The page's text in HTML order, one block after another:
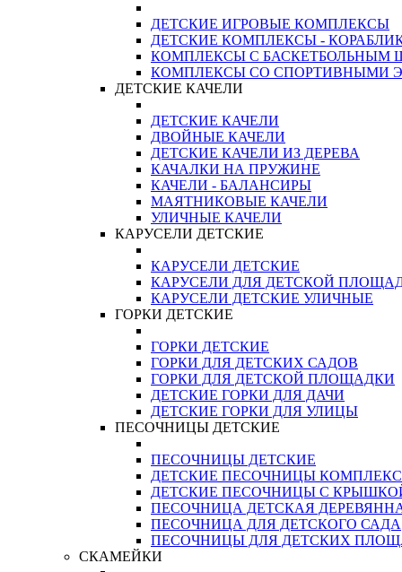
ДЕТСКИЕ ИГРОВЫЕ КОМПЛЕКСЫ
ДЕТСКИЕ КОМПЛЕКСЫ -
КОМПЛЕКСЫ С БАСКЕТБОЛЬНЫМ
КОМПЛЕКСЫ СО СПОРТИВНЫМИ
ДЕТСКИЕ КАЧЕЛИ
ДЕТСКИЕ КАЧЕЛИ
ДВОЙНЫЕ КАЧЕЛИ
ДЕТСКИЕ КАЧЕЛИ ИЗ ДЕРЕВА
КАЧАЛКИ НА ПРУЖИНЕ
КАЧЕЛИ - БАЛАНСИРЫ
МАЯТНИКОВЫЕ КАЧЕЛИ
УЛИЧНЫЕ КАЧЕЛИ
КАРУСЕЛИ ДЕТСКИЕ
КАРУСЕЛИ ДЕТСКИЕ
КАРУСЕЛИ ДЛЯ ДЕТСКОЙ
КАРУСЕЛИ ДЕТСКИЕ УЛИЧНЫЕ
ГОРКИ ДЕТСКИЕ
ГОРКИ ДЕТСКИЕ
ГОРКИ ДЛЯ ДЕТСКИХ САДОВ
ГОРКИ ДЛЯ ДЕТСКОЙ ПЛОЩАДКИ
ДЕТСКИЕ ГОРКИ ДЛЯ ДАЧИ
ДЕТСКИЕ ГОРКИ ДЛЯ УЛИЦЫ
ПЕСОЧНИЦЫ ДЕТСКИЕ
ПЕСОЧНИЦЫ ДЕТСКИЕ
ДЕТСКИЕ ПЕСОЧНИЦЫ
ДЕТСКИЕ ПЕСОЧНИЦЫ С
ПЕСОЧНИЦА ДЕТСКАЯ
ПЕСОЧНИЦА ДЛЯ ДЕТСКОГО САДА
ПЕСОЧНИЦЫ ДЛЯ ДЕТСКИХ
СКАМЕЙКИ